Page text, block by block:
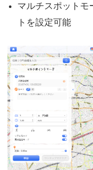
マルチスポットモ
トを設定可能